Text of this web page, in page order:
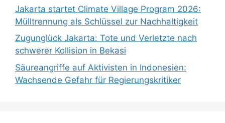
Jakarta startet Climate Village Program 2026:
Mülltrennung als Schlüssel zur Nachhaltigkeit
Zugunglück Jakarta: Tote und Verletzte nach
schwerer Kollision in Bekasi
Säureangriffe auf Aktivisten in Indonesien:
Wachsende Gefahr für Regierungskritiker